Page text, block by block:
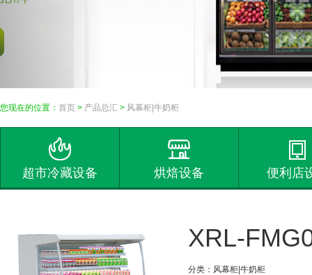
您现在的位置： 首页 > 产品总汇 > 风幕柜|牛奶柜
超市冷藏设备 烘焙设备 便利店
XRL-
分类：风幕柜|牛奶柜